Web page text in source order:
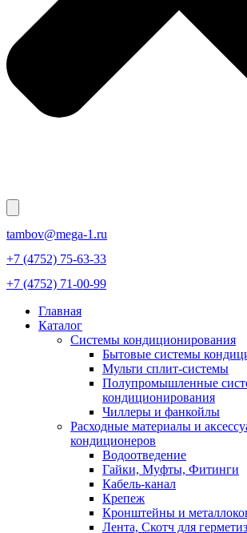
tambov@mega-1.ru
+7 (4752) 75-63-33
+7 (4752) 71-00-99
Главная
Каталог
Системы кондиционирования
Бытовые системы
Мульти сплит-системы
Полупромышленные
кондиционирования
Чиллеры и фанкойлы
Расходные материалы и
кондиционеров
Водоотведение
Гайки, Муфты, Фитинги
Кабель-канал
Крепеж
Кронштейны и
Лента, Скотч для